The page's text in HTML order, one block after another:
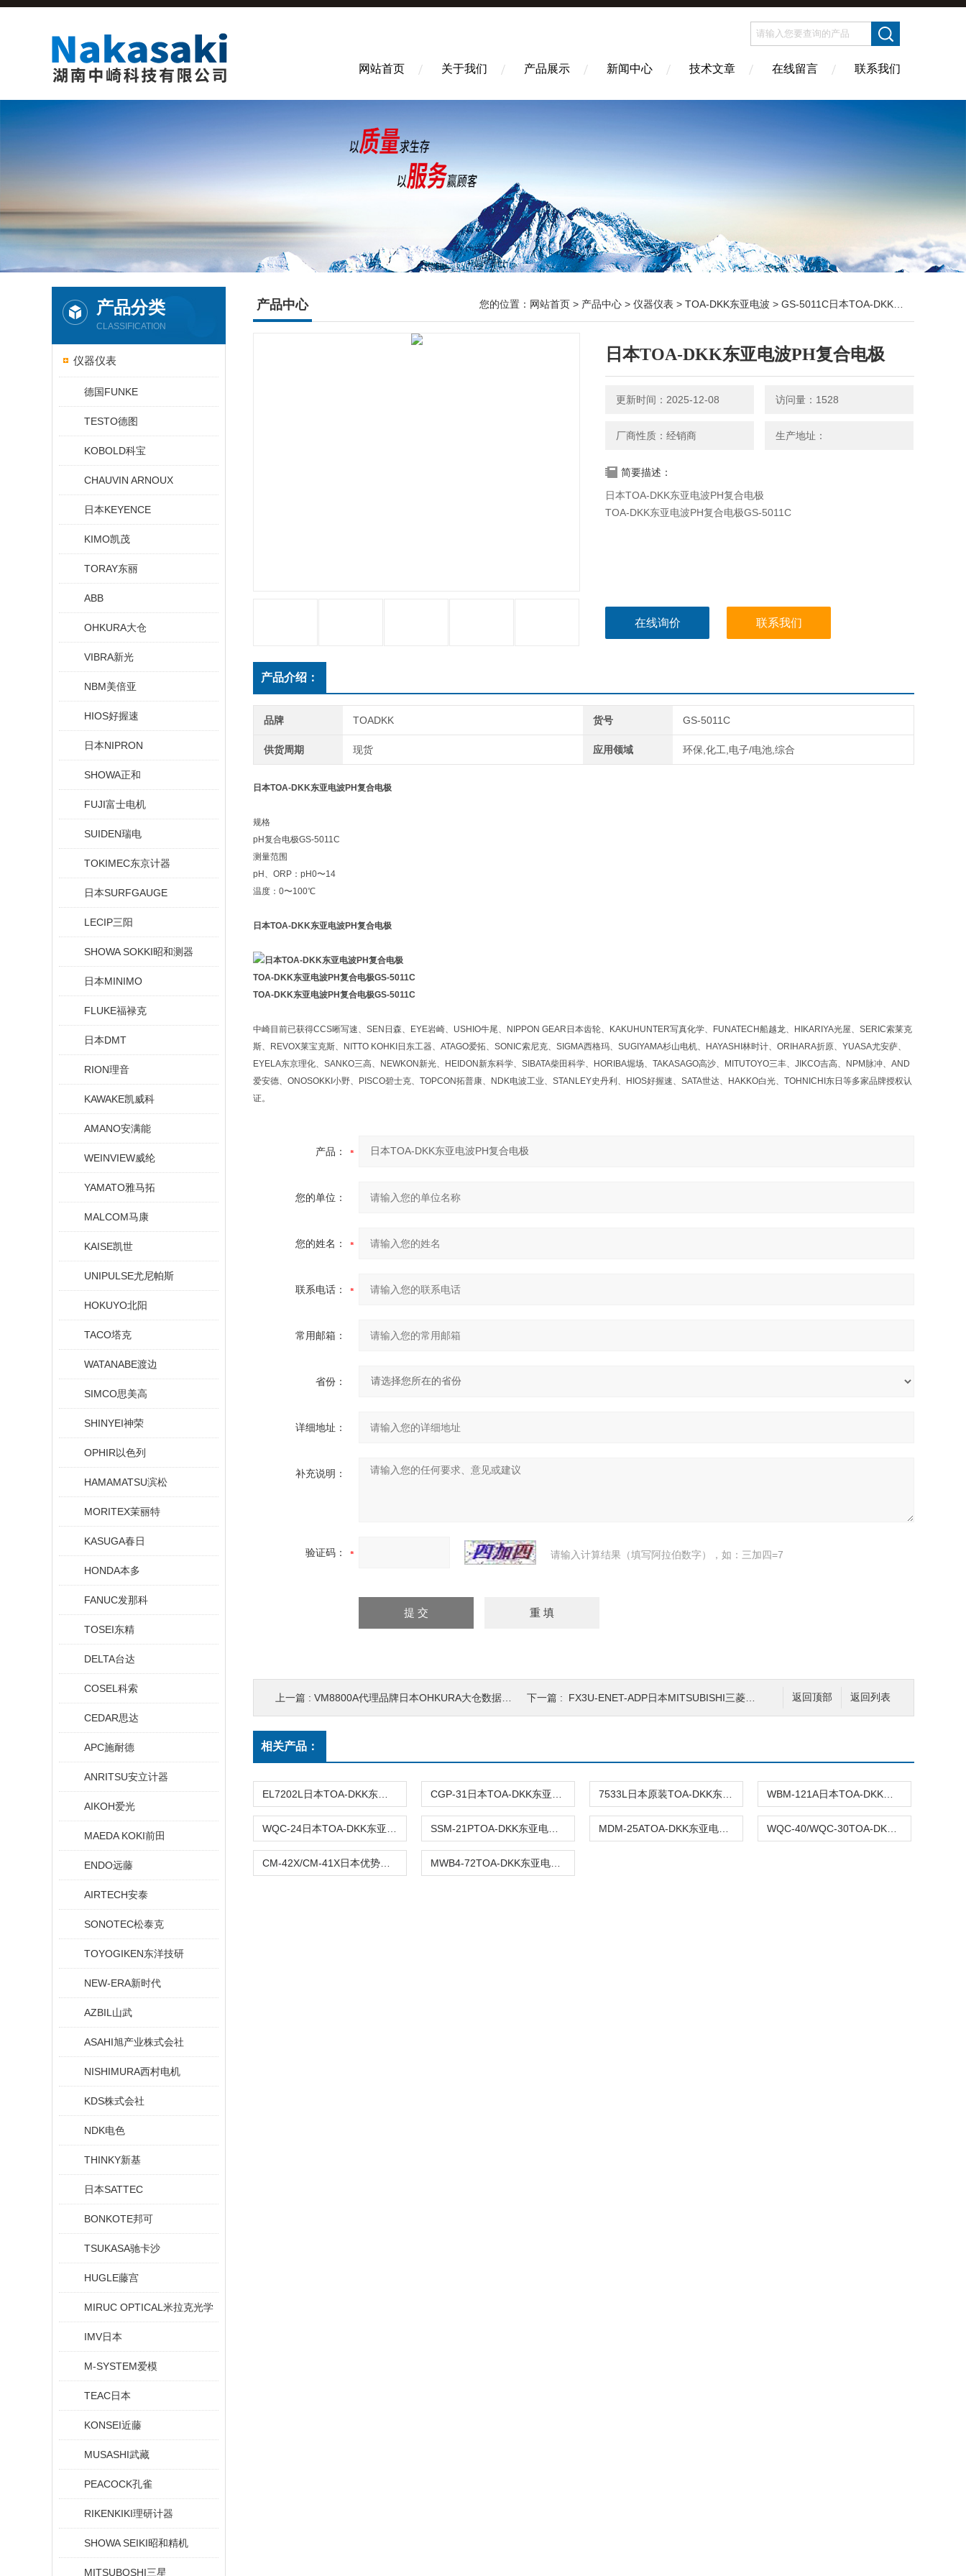
网站首页 关于我们 产品展示 新闻中心 技术文章 在线留言 联系我们
产品分类
CLASSIFICATION
仪器仪表
德国FUNKE
TESTO德图
KOBOLD科宝
CHAUVIN ARNOUX
日本KEYENCE
KIMO凯茂
TORAY东丽
ABB
OHKURA大仓
VIBRA新光
NBM美倍亚
HIOS好握速
日本NIPRON
SHOWA正和
FUJI富士电机
SUIDEN瑞电
TOKIMEC东京计器
日本SURFGAUGE
LECIP三阳
SHOWA SOKKI昭和测器
日本MINIMO
FLUKE福禄克
日本DMT
RION理音
KAWAKE凯威科
AMANO安满能
WEINVIEW威纶
YAMATO雅马拓
MALCOM马康
KAISE凯世
UNIPULSE尤尼帕斯
HOKUYO北阳
TACO塔克
WATANABE渡边
SIMCO思美高
SHINYEI神荣
OPHIR以色列
HAMAMATSU滨松
MORITEX茉丽特
KASUGA春日
HONDA本多
FANUC发那科
TOSEI东精
DELTA台达
COSEL科索
CEDAR思达
APC施耐德
ANRITSU安立计器
AIKOH爱光
MAEDA KOKI前田
ENDO远藤
AIRTECH安泰
SONOTEC松泰克
TOYOGIKEN东洋技研
NEW-ERA新时代
AZBIL山武
ASAHI旭产业株式会社
NISHIMURA西村电机
KDS株式会社
NDK电色
THINKY新基
日本SATTEC
BONKOTE邦可
TSUKASA驰卡沙
HUGLE藤宫
MIRUC OPTICAL米拉克光学
IMV日本
M-SYSTEM爱模
TEAC日本
KONSEI近藤
MUSASHI武藏
PEACOCK孔雀
RIKENKIKI理研计器
SHOWA SEIKI昭和精机
MITSUBOSHI三星
产品中心 您的位置： 网站首页 > 产品中心 > 仪器仪表 > TOA-DKK东亚电波 > GS-5011C日本TOA-DKK东亚电波PH复合电极
日本TOA-DKK东亚电波PH复合电极
更新时间：2025-12-08 访问量：1528
厂商性质：经销商 生产地址：
简要描述：
日本TOA-DKK东亚电波PH复合电极
TOA-DKK东亚电波PH复合电极GS-5011C
在线询价 联系我们
产品介绍：
品牌 TOADKK 货号 GS-5011C
供货周期 现货 应用领域 环保,化工,电子/电池,综合
日本TOA-DKK东亚电波PH复合电极
规格
pH复合电极GS-5011C
测量范围
pH、ORP：pH0〜14
温度：0〜100℃
日本TOA-DKK东亚电波PH复合电极
TOA-DKK东亚电波PH复合电极GS-5011C
TOA-DKK东亚电波PH复合电极GS-5011C
中崎目前已获得CCS晰写速、SEN日森、EYE岩崎、USHIO牛尾、NIPPON GEAR日本齿轮、KAKUHUNTER写真化学、FUNATECH船越龙、HIKARIYA光屋、SERIC索莱克
斯、REVOX莱宝克斯、NITTO KOHKI日东工器、ATAGO爱拓、SONIC索尼克、SIGMA西格玛、SUGIYAMA杉山电机、HAYASHI林时计、ORIHARA折原、YUASA尤安萨、
EYELA东京理化、SANKO三高、NEWKON新光、HEIDON新东科学、SIBATA柴田科学、HORIBA堀场、TAKASAGO高沙、MITUTOYO三丰、JIKCO吉高、NPM脉冲、AND
爱安德、ONOSOKKI小野、PISCO碧士克、TOPCON拓普康、NDK电波工业、STANLEY史丹利、HIOS好握速、SATA世达、HAKKO白光、TOHNICHI东日等多家品牌授权认
证。
产品：
您的单位：
您的姓名：
联系电话：
常用邮箱：
省份：
详细地址：
补充说明：
验证码： 请输入计算结果（填写阿拉伯数字），如：三加四=7
返回列表
返回顶部
上一篇 : VM8800A代理品牌日本OHKURA大仓数据记录仪 下一篇 : FX3U-ENET-ADP日本MITSUBISHI三菱模块
相关产品：